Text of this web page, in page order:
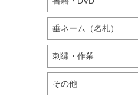
垂ネーム（名札）
刺繍・作業
その他